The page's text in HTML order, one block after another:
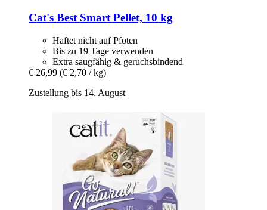
Cat's Best Smart Pellet, 10 kg
Haftet nicht auf Pfoten
Bis zu 19 Tage verwenden
Extra saugfähig & geruchsbindend
€ 26,99 (€ 2,70 / kg)
Zustellung bis 14. August